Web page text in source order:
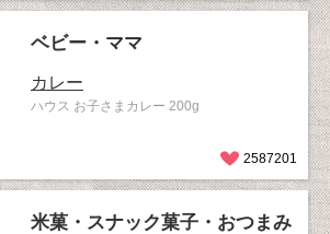
ベビー・ママ
カレー
ハウス お子さまカレー 200g
2587201
米菓・スナック菓子・おつまみ